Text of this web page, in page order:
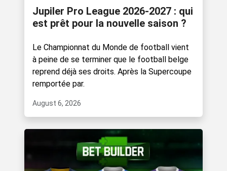
Jupiler Pro League 2026-2027 : qui
est prêt pour la nouvelle saison ?
Le Championnat du Monde de football vient
à peine de se terminer que le football belge
reprend déjà ses droits. Après la Supercoupe
remportée par.
August 6, 2026